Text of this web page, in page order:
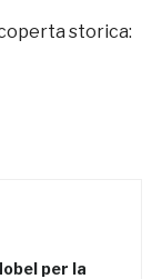
storica:
per la